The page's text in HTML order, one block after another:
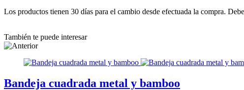
Los productos tienen 30 días para el cambio desde efectuada la compra.
También te puede interesar
Bandeja cuadrada metal y bamboo